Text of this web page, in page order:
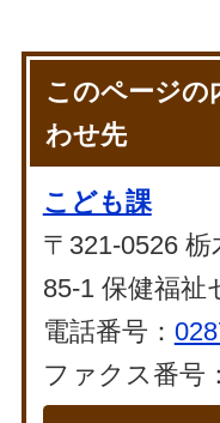
このページの
わせ先
こども課
〒321-0526
85-1 保健福祉
電話番号：
ファクス番号